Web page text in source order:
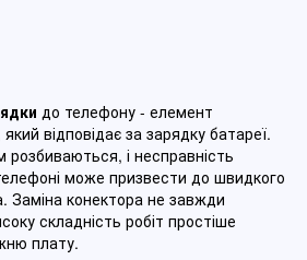
до телефону - елемент
відповідає за зарядку батареї.
розбиваються, і несправність
може призвести до швидкого
Заміна конектора не завжди
складність робіт простіше
плату.